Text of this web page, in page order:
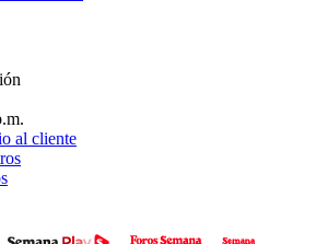
al cliente